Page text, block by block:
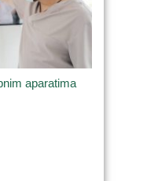
aparatima